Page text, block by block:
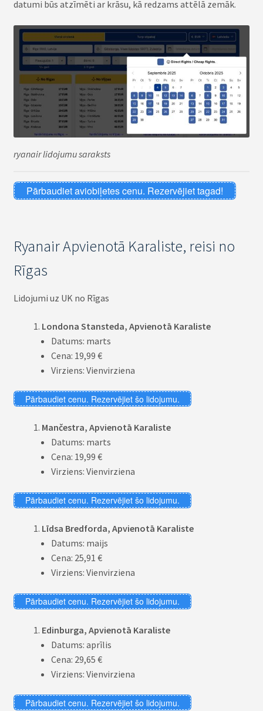
datumi būs atzīmēti ar krāsu, kā redzams attēlā zemāk.
ryanair lidojumu saraksts
Pārbaudiet aviobiļetes cenu. Rezervējiet tagad!
Ryanair Apvienotā Karaliste, reisi no
Rīgas
Lidojumi uz UK no Rīgas
Londona Stansteda, Apvienotā Karaliste
Datums: marts
Cena: 19,99 €
Virziens: Vienvirziena
Pārbaudiet cenu. Rezervējiet šo lidojumu.
Mančestra, Apvienotā Karaliste
Datums: marts
Cena: 19,99 €
Virziens: Vienvirziena
Pārbaudiet cenu. Rezervējiet šo lidojumu.
Līdsa Bredforda, Apvienotā Karaliste
Datums: maijs
Cena: 25,91 €
Virziens: Vienvirziena
Pārbaudiet cenu. Rezervējiet šo lidojumu.
Edinburga, Apvienotā Karaliste
Datums: aprīlis
Cena: 29,65 €
Virziens: Vienvirziena
Pārbaudiet cenu. Rezervējiet šo lidojumu.